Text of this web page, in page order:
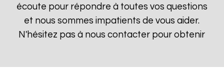
écoute pour répondre à toutes vos questions
et nous sommes impatients de vous aider.
N'hésitez pas à nous contacter pour obtenir